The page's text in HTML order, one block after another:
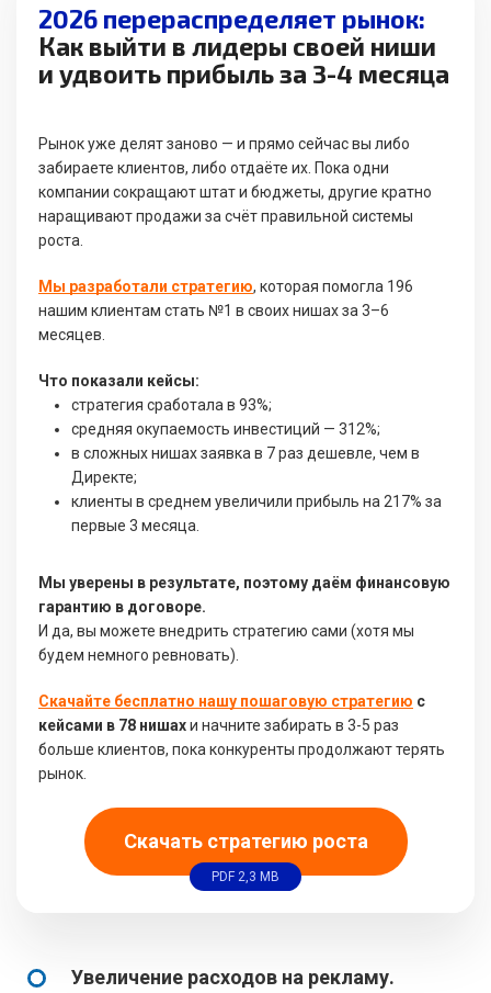
2026 перераспределяет рынок:
Как выйти в лидеры своей ниши
и удвоить прибыль за 3-4 месяца
Рынок уже делят заново — и прямо сейчас вы либо
забираете клиентов, либо отдаёте их. Пока одни
компании сокращают штат и бюджеты, другие кратно
наращивают продажи за счёт правильной системы
роста.
Мы разработали стратегию, которая помогла 196
нашим клиентам стать №1 в своих нишах за 3–6
месяцев.
Что показали кейсы:
стратегия сработала в 93%;
средняя окупаемость инвестиций — 312%;
в сложных нишах заявка в 7 раз дешевле, чем в
Директе;
клиенты в среднем увеличили прибыль на 217% за
первые 3 месяца.
Мы уверены в результате, поэтому даём финансовую
гарантию в договоре.
И да, вы можете внедрить стратегию сами (хотя мы
будем немного ревновать).
Скачайте бесплатно нашу пошаговую стратегию с
кейсами в 78 нишахи начните забирать в 3-5 раз
больше клиентов, пока конкуренты продолжают терять
рынок.
Скачать стратегию роста
PDF 2,3 MB
Увеличение расходов на рекламу.